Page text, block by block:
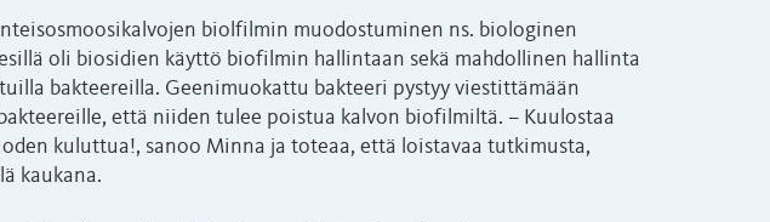
biolfilmin muodostuminen ns. biologinen
oli biosidien käyttö biofilmin hallintaan sekä mahdollinen hallinta
bakteereilla. Geenimuokattu bakteeri pystyy viestittämään
että niiden tulee poistua kalvon biofilmiltä. – Kuulostaa
kuluttua!, sanoo Minna ja toteaa, että loistavaa tutkimusta,
kaukana.